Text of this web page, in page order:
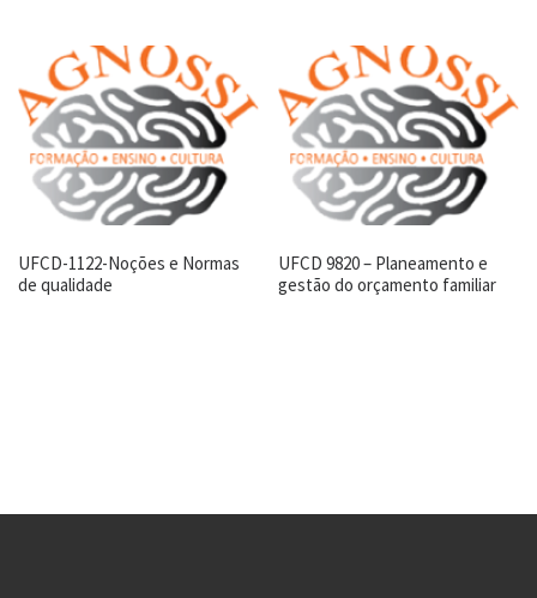
UFCD-1122-Noções e Normas
de qualidade
UFCD 9820 – Planeamento e
gestão do orçamento familiar